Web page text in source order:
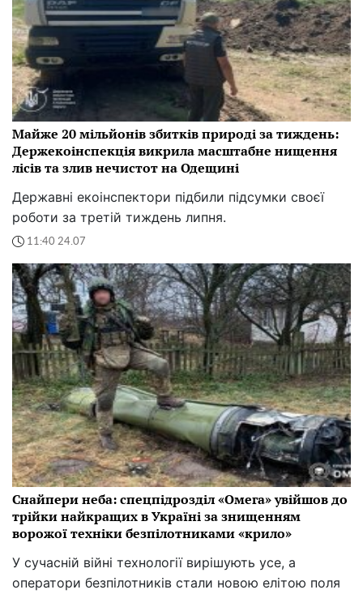
Майже 20 мільйонів збитків природі за тиждень:
Держекоінспекція викрила масштабне нищення
лісів та злив нечистот на Одещині
Державні екоінспектори підбили підсумки своєї
роботи за третій тиждень липня.
11:40 24.07
Снайпери неба: спецпідрозділ «Омега» увійшов до
трійки найкращих в Україні за знищенням
ворожої техніки безпілотниками «крило»
У сучасній війні технології вирішують усе, а
оператори безпілотників стали новою елітою поля